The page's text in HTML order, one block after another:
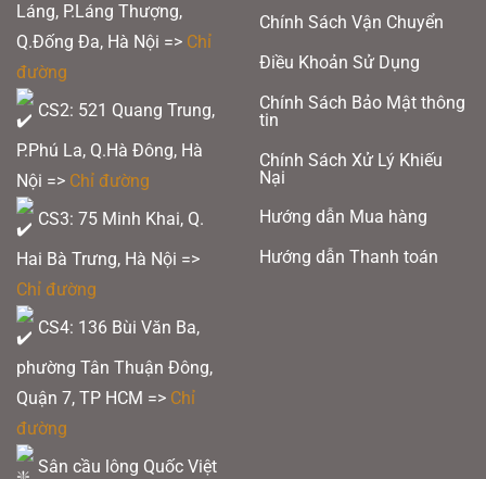
Láng, P.Láng Thượng,
Q.Đống Đa, Hà Nội => Chỉ
đường
CS2: 521 Quang Trung,
P.Phú La, Q.Hà Đông, Hà
Nội => Chỉ đường
CS3: 75 Minh Khai, Q.
Hai Bà Trưng, Hà Nội =>
Chỉ đường
CS4: 136 Bùi Văn Ba,
phường Tân Thuận Đông,
Quận 7, TP HCM => Chỉ
đường
Sân cầu lông Quốc Việt
Chính Sách Vận Chuyển
Điều Khoản Sử Dụng
Chính Sách Bảo Mật thông
tin
Chính Sách Xử Lý Khiếu
Nại
Hướng dẫn Mua hàng
Hướng dẫn Thanh toán